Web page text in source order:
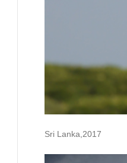
Sri Lanka,2017